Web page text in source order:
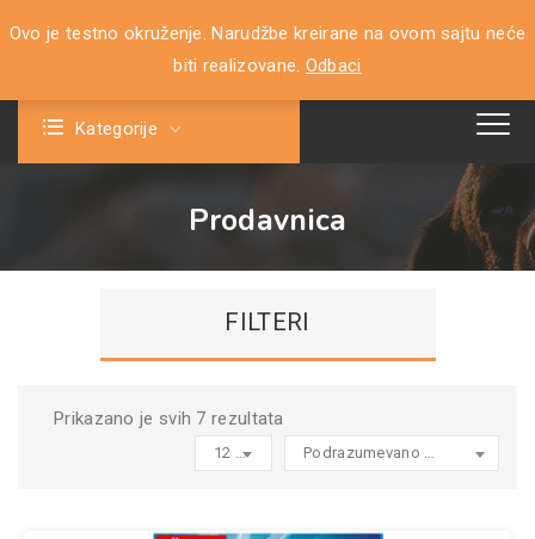
Ovo je testno okruženje. Narudžbe kreirane na ovom sajtu neće
biti realizovane. Odbaci
0
Kategorije
Prodavnica
Prikazano je svih 7 rezultata
12 products per page
FILTERI